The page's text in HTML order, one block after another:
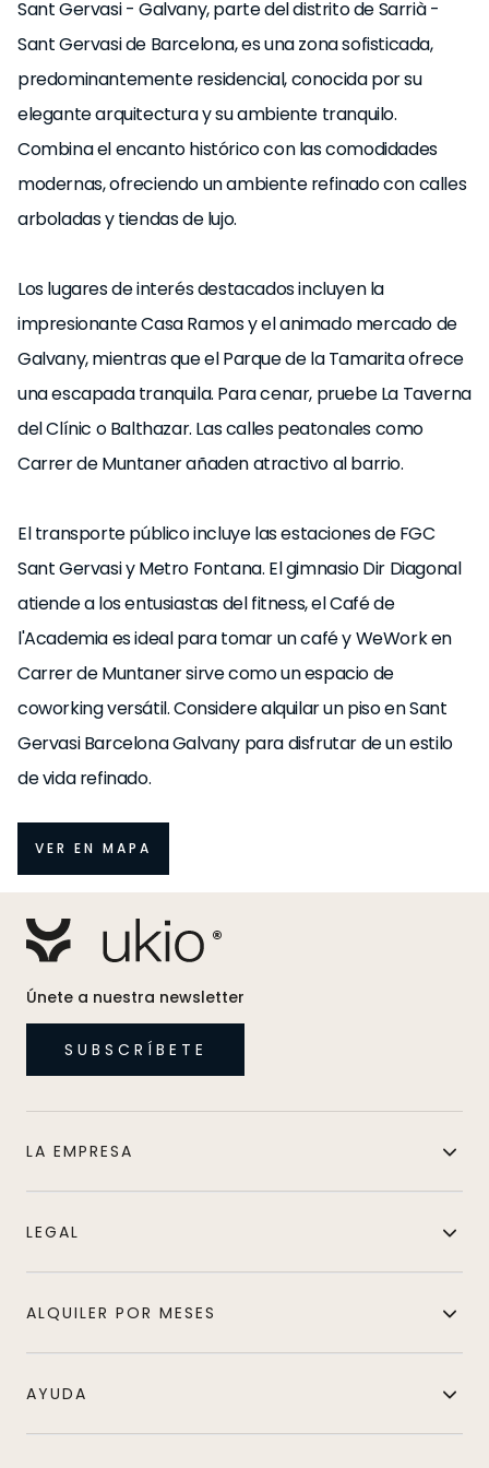
Sant Gervasi - Galvany, parte del distrito de Sarrià -
Sant Gervasi de Barcelona, ​​es una zona sofisticada,
predominantemente residencial, conocida por su
elegante arquitectura y su ambiente tranquilo.
Combina el encanto histórico con las comodidades
modernas, ofreciendo un ambiente refinado con calles
arboladas y tiendas de lujo.
Los lugares de interés destacados incluyen la
impresionante Casa Ramos y el animado mercado de
Galvany, mientras que el Parque de la Tamarita ofrece
una escapada tranquila. Para cenar, pruebe La Taverna
del Clínic o Balthazar. Las calles peatonales como
Carrer de Muntaner añaden atractivo al barrio.
El transporte público incluye las estaciones de FGC
Sant Gervasi y Metro Fontana. El gimnasio Dir Diagonal
atiende a los entusiastas del fitness, el Café de
l'Academia es ideal para tomar un café y WeWork en
Carrer de Muntaner sirve como un espacio de
coworking versátil. Considere alquilar un piso en Sant
Gervasi Barcelona Galvany para disfrutar de un estilo
de vida refinado.
VER EN MAPA
Únete a nuestra newsletter
SUBSCRÍBETE
LA EMPRESA
LEGAL
ALQUILER POR MESES
AYUDA